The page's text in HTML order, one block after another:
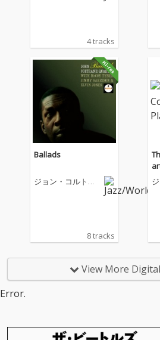
4 tracks
Ballads
ジョン・コルトレ
8 tracks
View More
Error.